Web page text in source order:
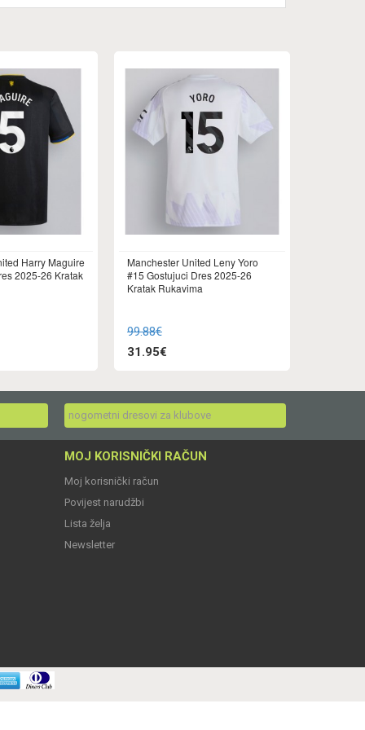
Harry Maguire
2025-26 Kratak
Manchester United Leny Yoro
#15 Gostujuci Dres 2025-26
Kratak Rukavima
99.88€
31.95€
nogometni dresovi za klubove
MOJ KORISNIČKI RAČUN
Moj korisnički račun
Povijest narudžbi
Lista želja
Newsletter